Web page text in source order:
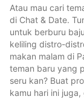
Atau mau cari
di Chat & Date.
untuk berburu
keliling distro-
makan malam di
teman baru yang
seru kan? Buat
kamu hari ini juga,